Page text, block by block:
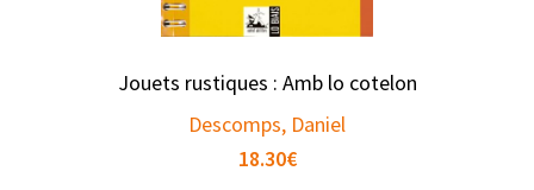
Jouets rustiques : Amb lo cotelon
Descomps, Daniel
18.30€